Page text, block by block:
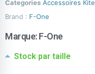
Categories Accessoires Kite
Brand : F-One
Marque:F-One
Stock par taille